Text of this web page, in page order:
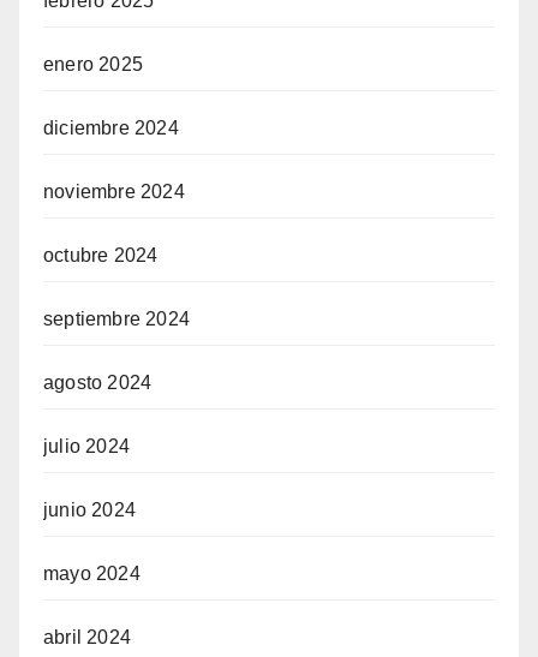
enero 2025
diciembre 2024
noviembre 2024
octubre 2024
septiembre 2024
agosto 2024
julio 2024
junio 2024
mayo 2024
abril 2024